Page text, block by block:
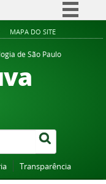
Simplifique!
Comunica BR
à informação
Canais
MAPA DO SITE
de São Paulo
Transparência